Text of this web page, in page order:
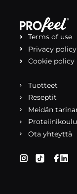
Terms of use
Privacy policy
Cookie policy
Tuotteet
Reseptit
Meidän
Proteiinikoulu
Ota yhteyttä
(aukeaa(aukeaa